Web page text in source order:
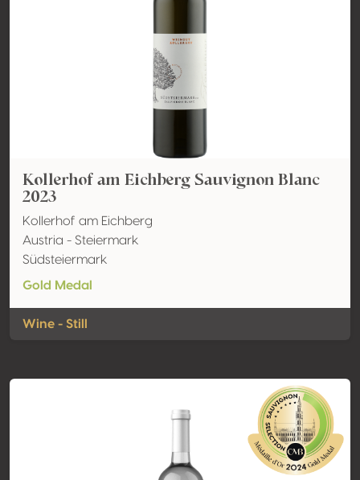
Kollerhof am Eichberg Sauvignon Blanc
2023
Kollerhof am Eichberg
Austria - Steiermark
Südsteiermark
Gold Medal
Wine - Still